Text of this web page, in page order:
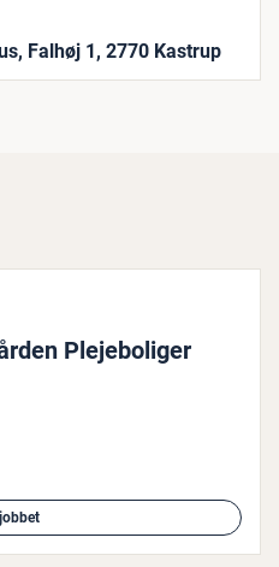
Falhøj 1, 2770 Kastrup
Ple­je­bo­li­ger